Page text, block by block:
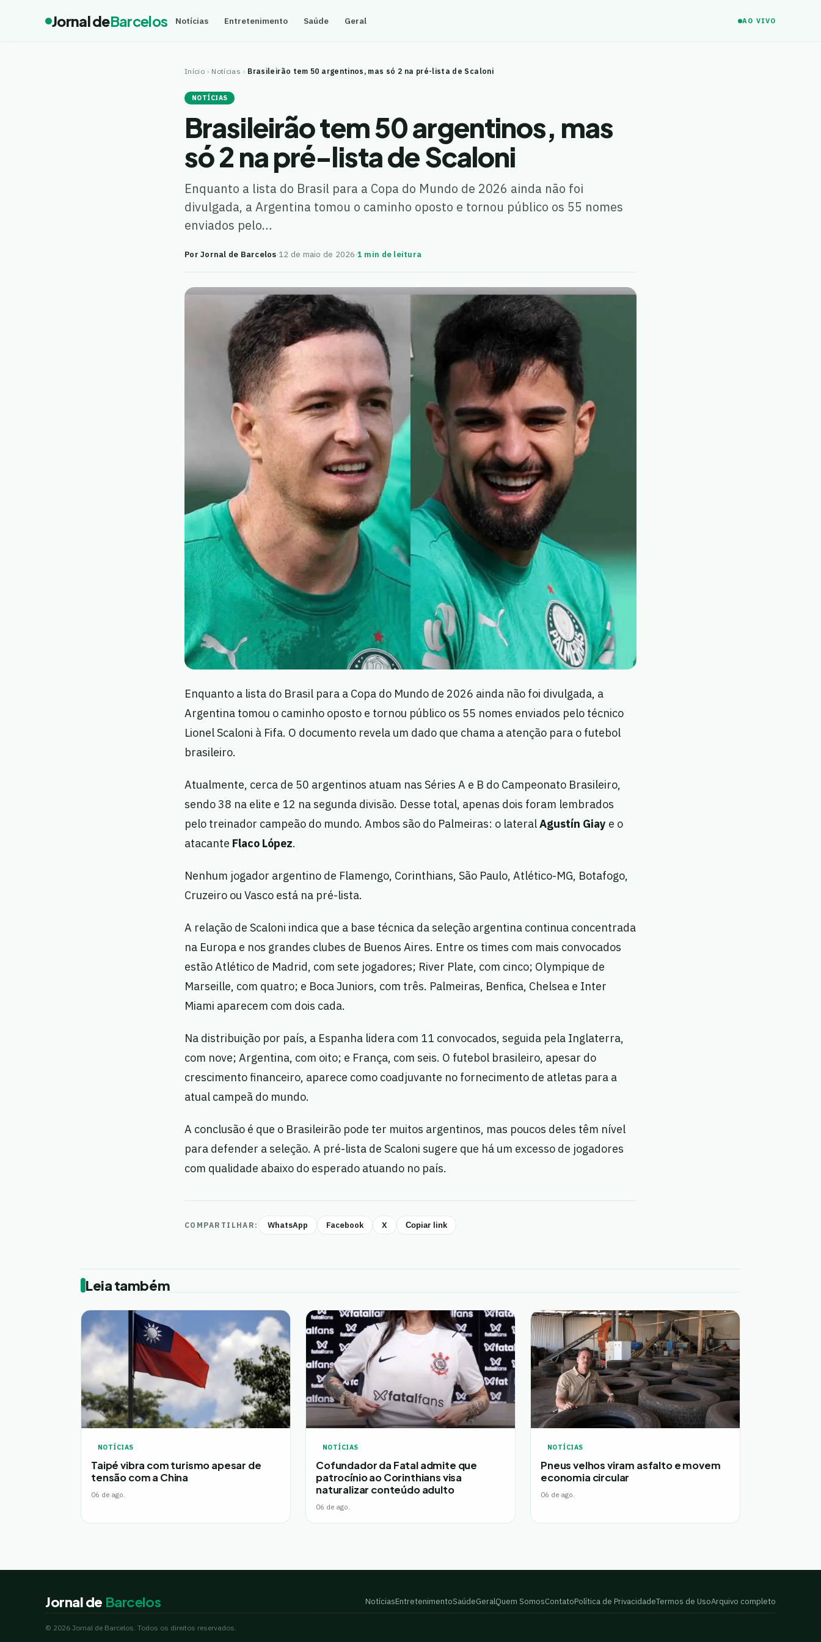
Jornal deBarcelos Notícias Entretenimento Saúde Geral AO VIVO
Início › Notícias › Brasileirão tem 50 argentinos, mas só 2 na pré-lista de Scaloni
NOTÍCIAS
Brasileirão tem 50 argentinos, mas
só 2 na pré-lista de Scaloni
Enquanto a lista do Brasil para a Copa do Mundo de 2026 ainda não foi
divulgada, a Argentina tomou o caminho oposto e tornou público os 55 nomes
enviados pelo…
Por Jornal de Barcelos·12 de maio de 2026·1 min de leitura
Enquanto a lista do Brasil para a Copa do Mundo de 2026 ainda não foi divulgada, a
Argentina tomou o caminho oposto e tornou público os 55 nomes enviados pelo técnico
Lionel Scaloni à Fifa. O documento revela um dado que chama a atenção para o futebol
brasileiro.
Atualmente, cerca de 50 argentinos atuam nas Séries A e B do Campeonato Brasileiro,
sendo 38 na elite e 12 na segunda divisão. Desse total, apenas dois foram lembrados
pelo treinador campeão do mundo. Ambos são do Palmeiras: o lateralAgustín Giay e o
atacante Flaco López.
Nenhum jogador argentino de Flamengo, Corinthians, São Paulo, Atlético-MG, Botafogo,
Cruzeiro ou Vasco está na pré-lista.
A relação de Scaloni indica que a base técnica da seleção argentina continua concentrada
na Europa e nos grandes clubes de Buenos Aires. Entre os times com mais convocados
estão Atlético de Madrid, com sete jogadores; River Plate, com cinco; Olympique de
Marseille, com quatro; e Boca Juniors, com três. Palmeiras, Benfica, Chelsea e Inter
Miami aparecem com dois cada.
Na distribuição por país, a Espanha lidera com 11 convocados, seguida pela Inglaterra,
com nove; Argentina, com oito; e França, com seis. O futebol brasileiro, apesar do
crescimento financeiro, aparece como coadjuvante no fornecimento de atletas para a
atual campeã do mundo.
A conclusão é que o Brasileirão pode ter muitos argentinos, mas poucos deles têm nível
para defender a seleção. A pré-lista de Scaloni sugere que há um excesso de jogadores
com qualidade abaixo do esperado atuando no país.
COMPARTILHAR: WhatsApp Facebook X Copiar link
Leia também
NOTÍCIAS
Taipé vibra com turismo apesar de
tensão com a China
06 de ago.
NOTÍCIAS
Cofundador da Fatal admite que
patrocínio ao Corinthians visa
naturalizar conteúdo adulto
06 de ago.
NOTÍCIAS
Pneus velhos viram asfalto e movem
economia circular
06 de ago.
Jornal de Barcelos NotíciasEntretenimentoSaúdeGeralQuem SomosContatoPolítica de PrivacidadeTermos de UsoArquivo completo
© 2026 Jornal de Barcelos. Todos os direitos reservados.